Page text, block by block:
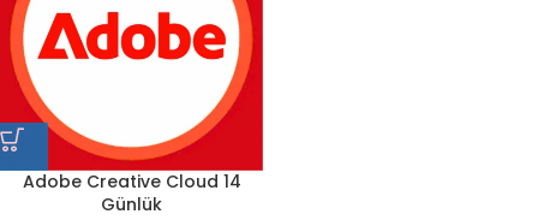
Adobe Creative Cloud 14
Günlük